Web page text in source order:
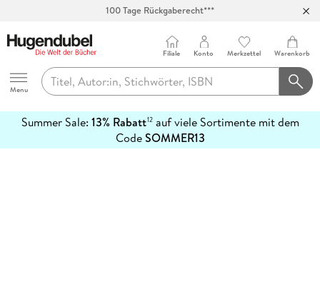
100 Tage Rückgaberecht***
Hugendubel
Menu
Filiale Konto Merkzettel Warenkorb
Summer Sale: 13% Rabatt12auf viele Sortimente mit dem
CodeSOMMER13
erfahren